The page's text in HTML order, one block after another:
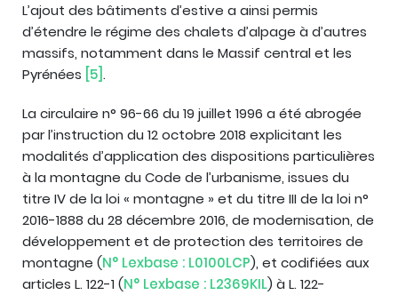
L’ajout des bâtiments d’estive a ainsi permis
d’étendre le régime des chalets d’alpage à d’autres
massifs, notamment dans le Massif central et les
Pyrénées [5] .
La circulaire n° 96-66 du 19 juillet 1996 a été abrogée
par l’instruction du 12 octobre 2018 explicitant les
modalités d’application des dispositions particulières
à la montagne du Code de l’urbanisme, issues du
titre IV de la loi « montagne » et du titre III de la loi n°
2016-1888 du 28 décembre 2016, de modernisation, de
développement et de protection des territoires de
montagne (N° Lexbase : L0100LCP), et codifiées aux
articles L. 122-1 (N° Lexbase : L2369KIL) à L. 122-